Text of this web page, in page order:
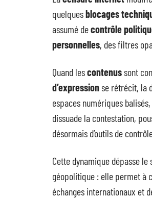
quelquesblocages
assumé decontrôle
personnelles, des filtres
Quand lescontenussont
d’expressionse rétrécit, la
espaces numériques
dissuade la contestation,
désormais d’outils de
Cette dynamique dépasse
géopolitique : elle permet à
échanges internationaux et